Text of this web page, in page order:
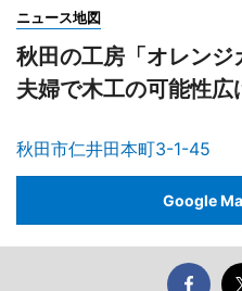
ニュース地図
秋田の工房「オレン
夫婦で木工の可能性広
秋田市仁井田本町3-1-45
Google